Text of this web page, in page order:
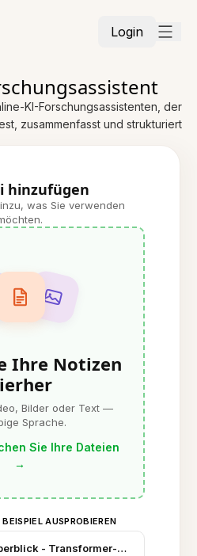
Login
KI-Forschungsassistenten, der
zusammenfasst und strukturiert
hinzufügen
was Sie verwenden
Ihre Notizen
Bilder oder Text —
Sprache.
Sie Ihre Dateien
→
AUSPROBIEREN
- Transformer-Modelle &